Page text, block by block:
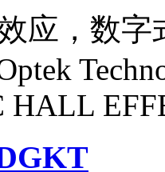
应，数
HALL